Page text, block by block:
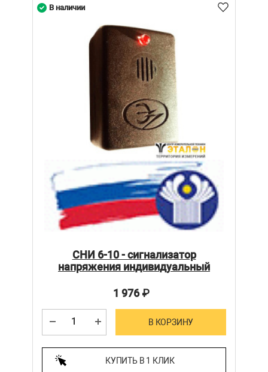
СНИ 6-10 - сигнализатор
напряжения индивидуальный
1 976₽
В КОРЗИНУ
КУПИТЬ В 1 КЛИК
В наличии